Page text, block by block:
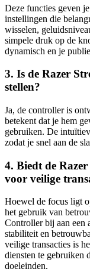
Deze functies geven
instellingen die
wisselen,
simpele druk op de
dynamisch en je
3. Is de Razer
stellen?
Ja, de controller is
betekent dat je hem
gebruiken. De
zodat je snel aan de
4. Biedt de
voor veilige
Hoewel de focus ligt
het gebruik van
Controller bij aan een
stabiliteit en
veilige transacties is
diensten te gebruiken
doeleinden.